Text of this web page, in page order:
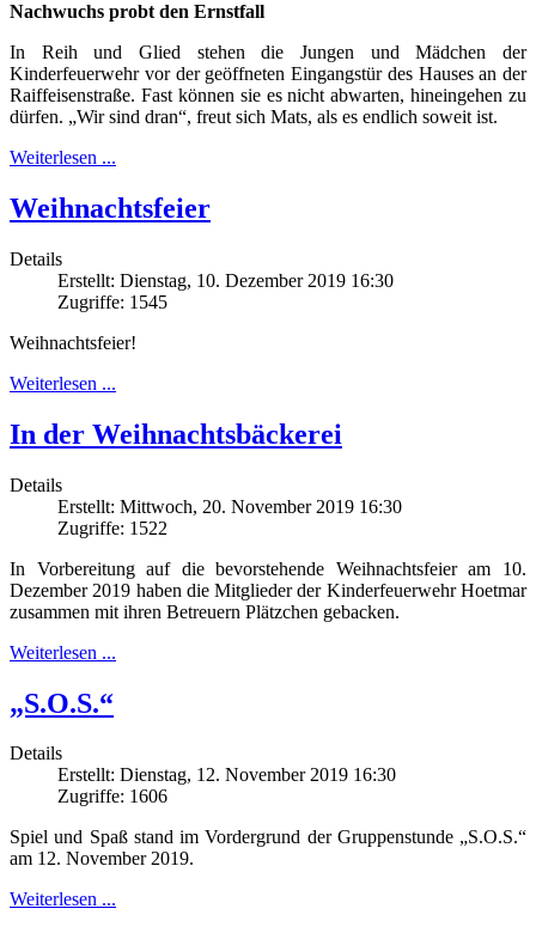
Nachwuchs probt den Ernstfall
In Reih und Glied stehen die Jungen und Mädchen der
Kinderfeuerwehr vor der geöffneten Eingangstür des Hauses an der
Raiffeisenstraße. Fast können sie es nicht abwarten, hineingehen zu
dürfen. „Wir sind dran“, freut sich Mats, als es endlich soweit ist.
Weiterlesen ...
Weihnachtsfeier
Details
Erstellt: Dienstag, 10. Dezember 2019 16:30
Zugriffe: 1545
Weihnachtsfeier!
Weiterlesen ...
In der Weihnachtsbäckerei
Details
Erstellt: Mittwoch, 20. November 2019 16:30
Zugriffe: 1522
In Vorbereitung auf die bevorstehende Weihnachtsfeier am 10.
Dezember 2019 haben die Mitglieder der Kinderfeuerwehr Hoetmar
zusammen mit ihren Betreuern Plätzchen gebacken.
Weiterlesen ...
„S.O.S.“
Details
Erstellt: Dienstag, 12. November 2019 16:30
Zugriffe: 1606
Spiel und Spaß stand im Vordergrund der Gruppenstunde „S.O.S.“
am 12. November 2019.
Weiterlesen ...